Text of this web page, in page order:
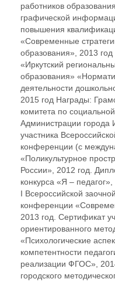
работников
графической
повышения
«Современные
образования», 2013
«Иркутский
образования»
деятельности
2015 год Награды:
комитета по
Администрации города
участника
конференции (с
«Поликультурное
России», 2012 год.
конкурса «Я –
I Всероссийской
конференции
2013 год. Сертификат
ориентированного
«Психологические
компетентности
реализации ФГОС»,
городского